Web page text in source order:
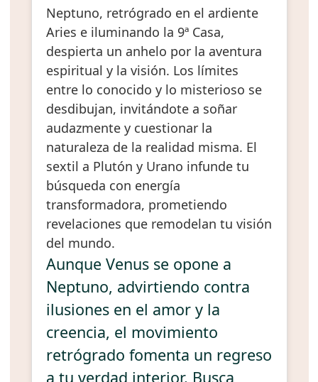
Neptuno, retrógrado en el ardiente
Aries e iluminando la 9ª Casa,
despierta un anhelo por la aventura
espiritual y la visión. Los límites
entre lo conocido y lo misterioso se
desdibujan, invitándote a soñar
audazmente y cuestionar la
naturaleza de la realidad misma. El
sextil a Plutón y Urano infunde tu
búsqueda con energía
transformadora, prometiendo
revelaciones que remodelan tu visión
del mundo.
Aunque Venus se opone a
Neptuno, advirtiendo contra
ilusiones en el amor y la
creencia, el movimiento
retrógrado fomenta un regreso
a tu verdad interior. Busca